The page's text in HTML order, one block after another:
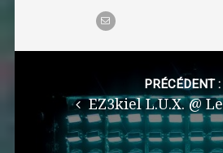
PRÉCÉDENT :
EZ3kiel L.U.X. @